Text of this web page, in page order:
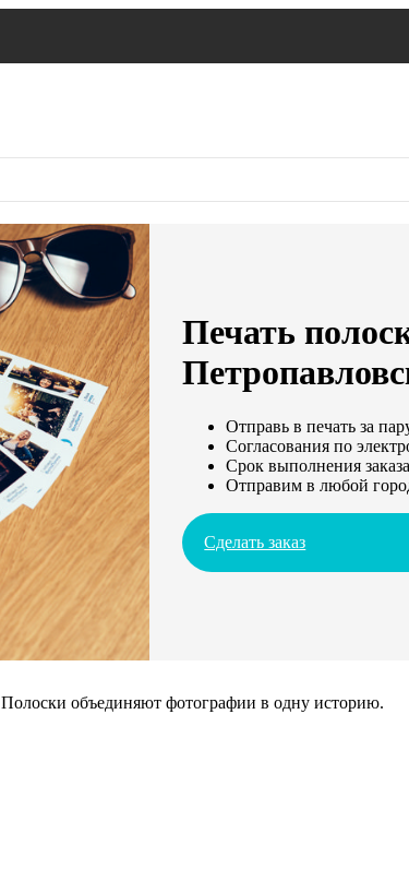
Печать
Отправь в печать за
Согласования по
Срок выполнения
Отправим в любой
Сделать заказ
объединяют фотографии в одну историю.